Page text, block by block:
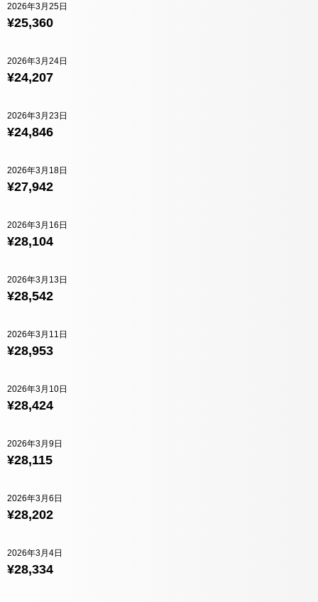
¥25,360
2026年3月25日
¥24,207
2026年3月24日
¥24,846
2026年3月23日
¥27,942
2026年3月18日
¥28,104
2026年3月16日
¥28,542
2026年3月13日
¥28,953
2026年3月11日
¥28,424
2026年3月10日
¥28,115
2026年3月9日
¥28,202
2026年3月6日
¥28,334
2026年3月4日